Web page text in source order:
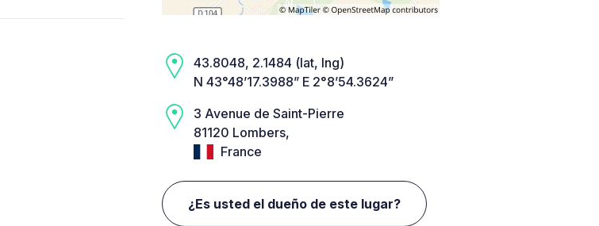
43.8048, 2.1484 (lat, lng)
N 43°48’17.3988” E 2°8’54.3624”
3 Avenue de Saint-Pierre
81120 Lombers,
France
¿Es usted el dueño de este lugar?